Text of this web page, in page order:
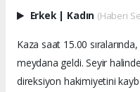
Erkek | Kadın (Haberi
Kaza saat 15.00
meydana geldi. Seyir
direksiyon hakimiyetini